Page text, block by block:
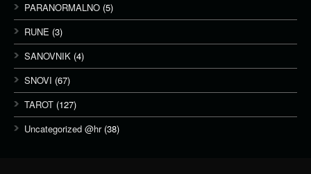
PARANORMALNO (5)
RUNE (3)
SANOVNIK (4)
SNOVI (67)
TAROT (127)
Uncategorized @hr(38)